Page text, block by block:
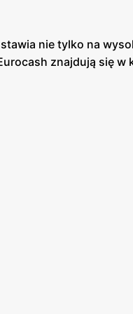
nie tylko na
znajdują się w
są dostępne
której można się
w konkurencyjnych